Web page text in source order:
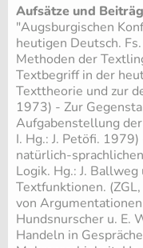
Aufsätze und
"Augsburgischen
heutigen Deutsch.
Methoden der
Textbegriff in der
Texttheorie und zur
1973) - Zur
Aufgabenstellung
I. Hg.: J. Petöfi.
natürlich-
Logik. Hg.: J.
Textfunktionen.
von
Hundsnurscher u. E.
Handeln in